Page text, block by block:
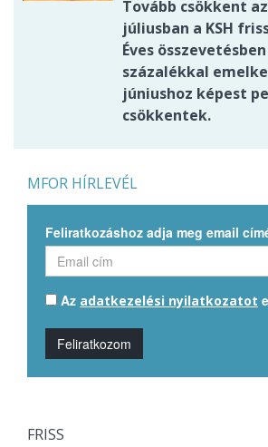
Tovább csökkent
júliusban a KSH
Éves
százalékkal
júniushoz képest
csökkentek.
MFOR HÍRLEVÉL
Feliratkozáshoz adja meg email
Az adatkezelési nyilatkozatot
Feliratkozom
FRISS